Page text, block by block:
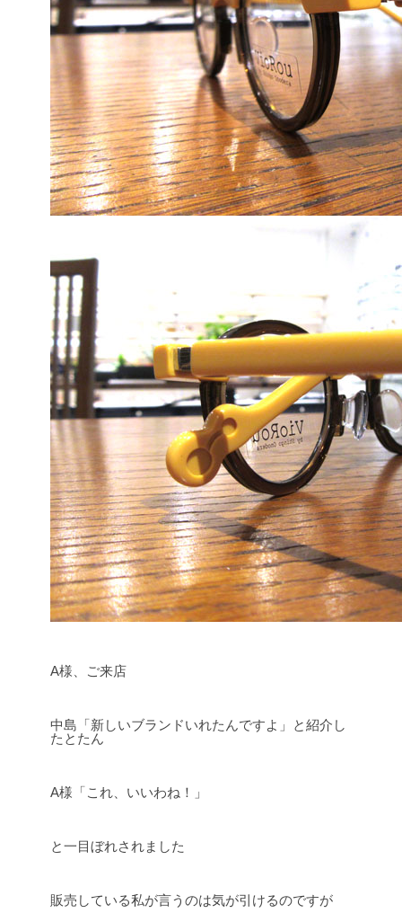
A様、ご来店
中島「新しいブランドいれたんですよ」と紹介し
たとたん
A様「これ、いいわね！」
と一目ぼれされました
販売している私が言うのは気が引けるのですが